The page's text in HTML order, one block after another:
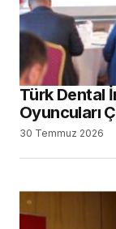
Türk Dental
Oyuncuları
30 Temmuz 2026